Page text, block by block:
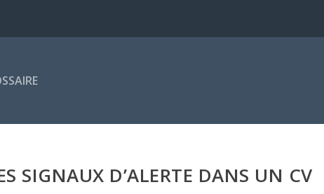
SIGNAUX D’ALERTE DANS UN CV